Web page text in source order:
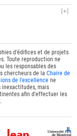
d'édifices et de projets
Toute reproduction ne
les responsables des
chercheurs de laChaire de
de l'excellence ne
inexactitudes, mais
afin d'effectuer les